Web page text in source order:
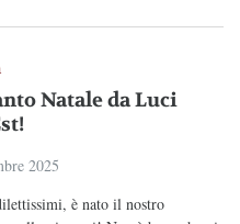
Natale da Luci
2025
è nato il nostro